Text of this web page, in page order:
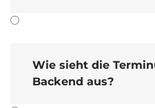
Wie sieht die
Backend aus?